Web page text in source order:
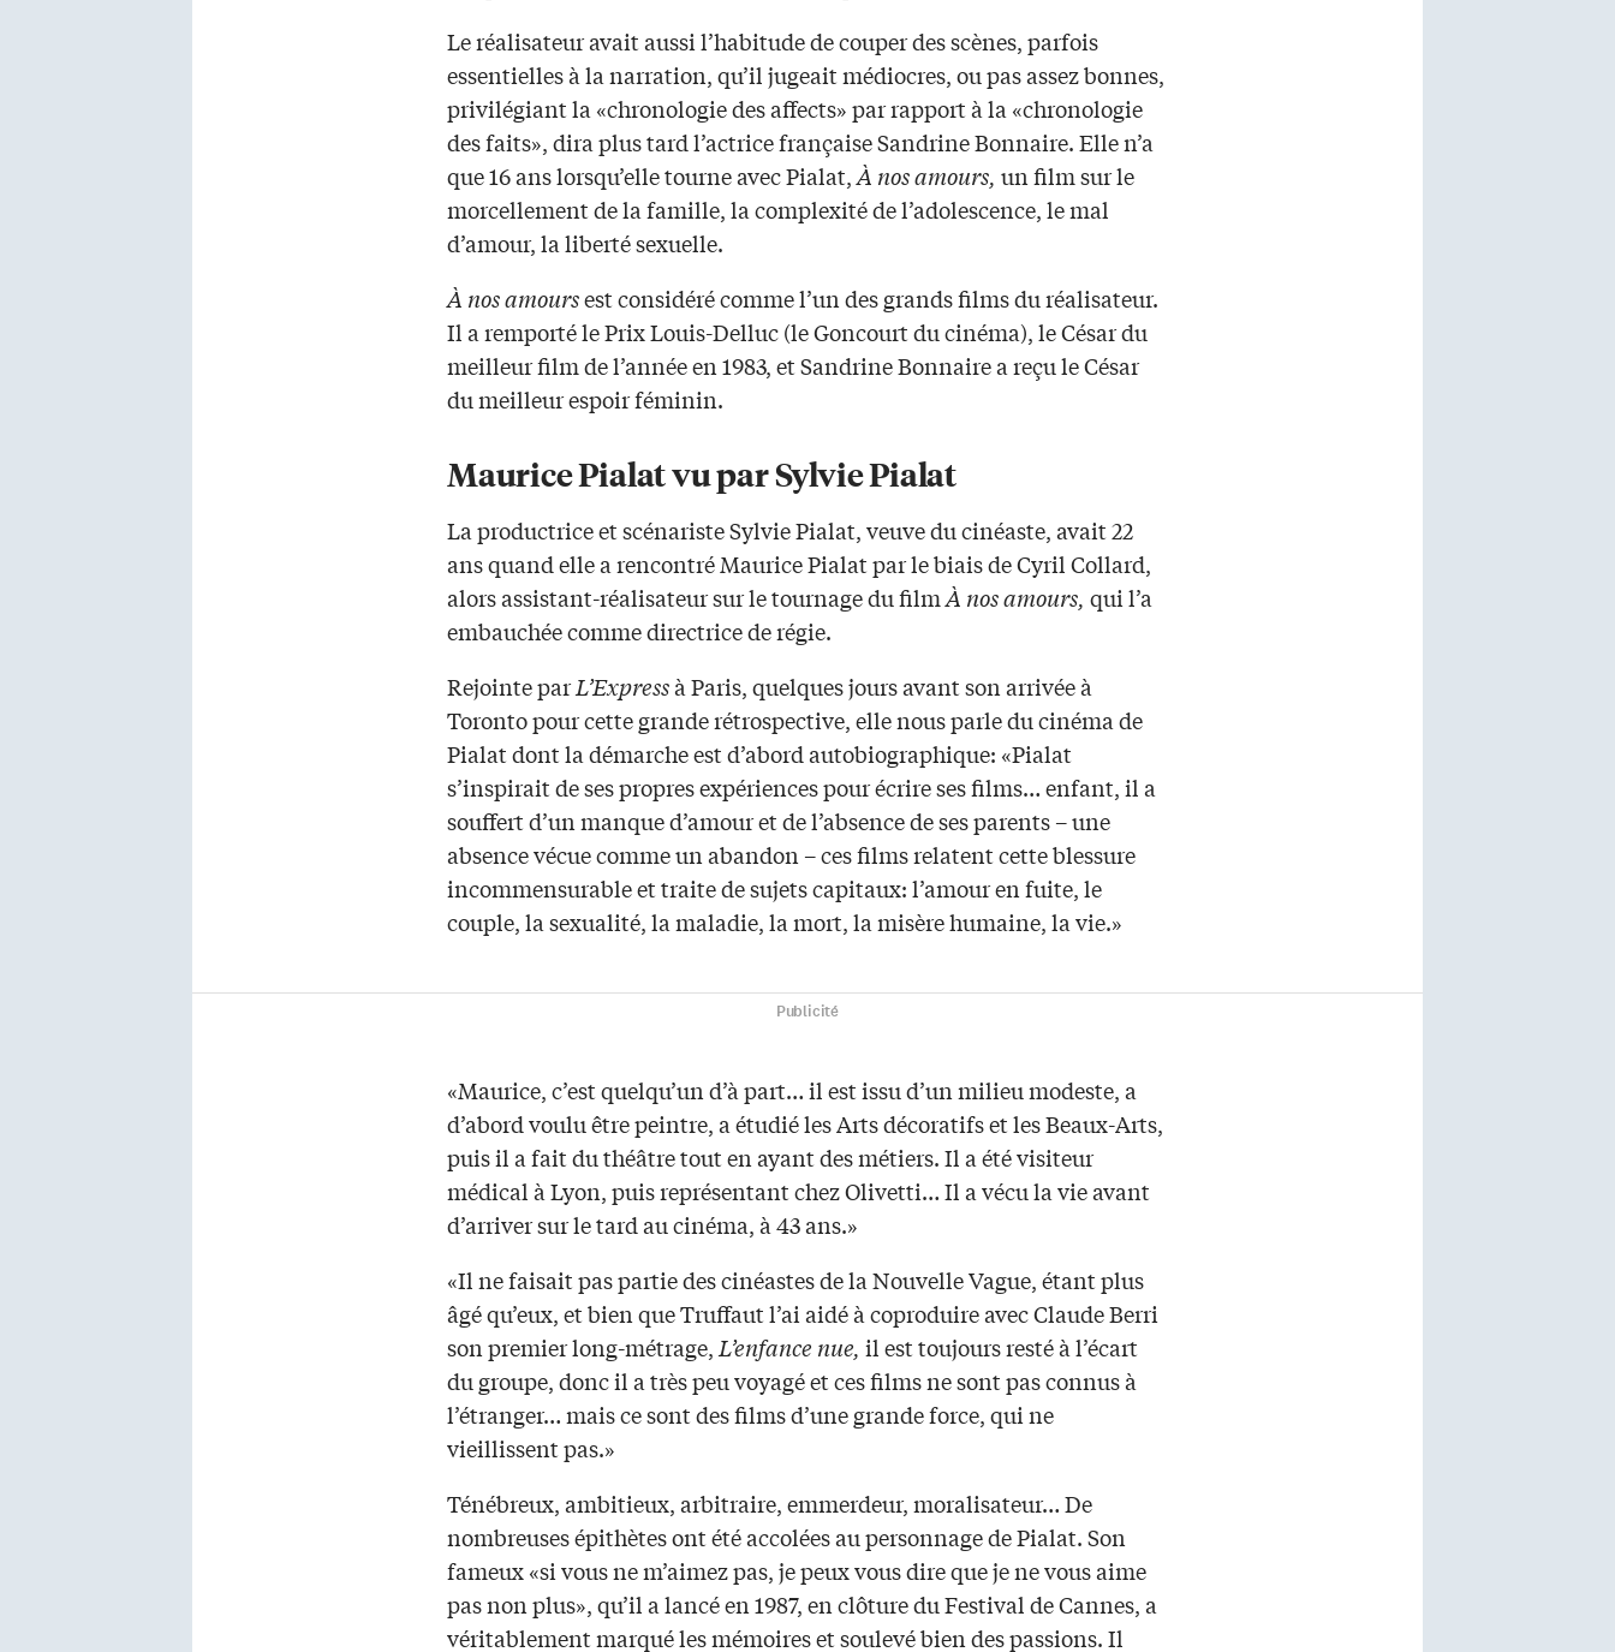
Le réalisateur avait aussi l’habitude de couper des scènes, parfois
essentielles à la narration, qu’il jugeait médiocres, ou pas assez bonnes,
privilégiant la «chronologie des affects» par rapport à la «chronologie
des faits», dira plus tard l’actrice française Sandrine Bonnaire. Elle n’a
que 16 ans lorsqu’elle tourne avec Pialat,À nos amours, un film sur le
morcellement de la famille, la complexité de l’adolescence, le mal
d’amour, la liberté sexuelle.
À nos amoursest considéré comme l’un des grands films du réalisateur.
Il a remporté le Prix Louis-Delluc (le Goncourt du cinéma), le César du
meilleur film de l’année en 1983, et Sandrine Bonnaire a reçu le César
du meilleur espoir féminin.
Maurice Pialat vu par Sylvie Pialat
La productrice et scénariste Sylvie Pialat, veuve du cinéaste, avait 22
ans quand elle a rencontré Maurice Pialat par le biais de Cyril Collard,
alors assistant-réalisateur sur le tournage du filmÀ nos amours, qui l’a
embauchée comme directrice de régie.
Rejointe parL’Expressà Paris, quelques jours avant son arrivée à
Toronto pour cette grande rétrospective, elle nous parle du cinéma de
Pialat dont la démarche est d’abord autobiographique: «Pialat
s’inspirait de ses propres expériences pour écrire ses films… enfant, il a
souffert d’un manque d’amour et de l’absence de ses parents – une
absence vécue comme un abandon – ces films relatent cette blessure
incommensurable et traite de sujets capitaux: l’amour en fuite, le
couple, la sexualité, la maladie, la mort, la misère humaine, la vie.»
Publicité
«Maurice, c’est quelqu’un d’à part… il est issu d’un milieu modeste, a
d’abord voulu être peintre, a étudié les Arts décoratifs et les Beaux-Arts,
puis il a fait du théâtre tout en ayant des métiers. Il a été visiteur
médical à Lyon, puis représentant chez Olivetti… Il a vécu la vie avant
d’arriver sur le tard au cinéma, à 43 ans.»
«Il ne faisait pas partie des cinéastes de la Nouvelle Vague, étant plus
âgé qu’eux, et bien que Truffaut l’ai aidé à coproduire avec Claude Berri
son premier long-métrage, L’enfance nue, il est toujours resté à l’écart
du groupe, donc il a très peu voyagé et ces films ne sont pas connus à
l’étranger… mais ce sont des films d’une grande force, qui ne
vieillissent pas.»
Ténébreux, ambitieux, arbitraire, emmerdeur, moralisateur… De
nombreuses épithètes ont été accolées au personnage de Pialat. Son
fameux «si vous ne m’aimez pas, je peux vous dire que je ne vous aime
pas non plus», qu’il a lancé en 1987, en clôture du Festival de Cannes, a
véritablement marqué les mémoires et soulevé bien des passions. Il